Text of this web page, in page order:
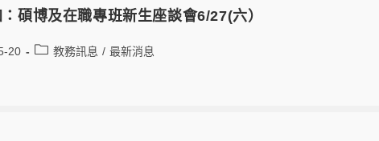
碩博及在職專班新生座談會6/27(六）
20 教務訊息 / 最新消息